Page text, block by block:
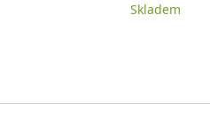
Skladem